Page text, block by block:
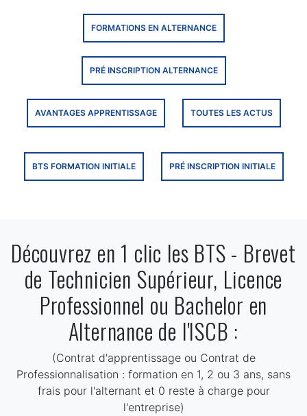
FORMATIONS EN ALTERNANCE
PRÉ INSCRIPTION ALTERNANCE
AVANTAGES APPRENTISSAGE TOUTES LES ACTUS
BTS FORMATION INITIALE PRÉ INSCRIPTION INITIALE
Découvrez en 1 clic les BTS - Brevet
de Technicien Supérieur, Licence
Professionnel ou Bachelor en
Alternance de l'ISCB :
(Contrat d'apprentissage ou Contrat de
Professionnalisation : formation en 1, 2 ou 3 ans, sans
frais pour l'alternant et 0 reste à charge pour
l'entreprise)